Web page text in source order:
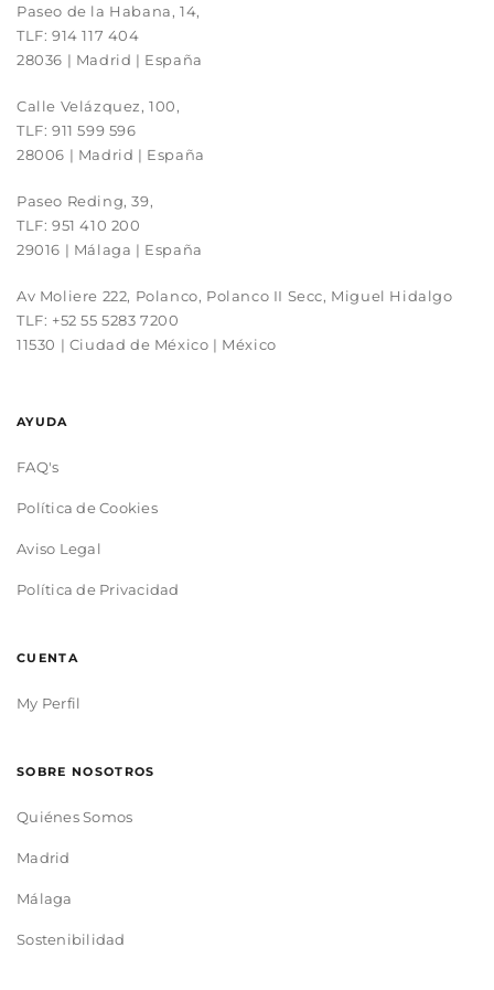
Paseo de la Habana, 14,
TLF: 914 117 404
28036 | Madrid | España
Calle Velázquez, 100,
TLF: 911 599 596
28006 | Madrid | España
Paseo Reding, 39,
TLF: 951 410 200
29016 | Málaga | España
Av Moliere 222, Polanco, Polanco II Secc, Miguel Hidalgo
TLF: +52 55 5283 7200
11530 | Ciudad de México | México
AYUDA
FAQ's
Política de Cookies
Aviso Legal
Política de Privacidad
CUENTA
My Perfil
SOBRE NOSOTROS
Quiénes Somos
Madrid
Málaga
Sostenibilidad